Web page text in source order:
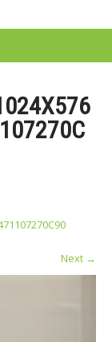
Next →